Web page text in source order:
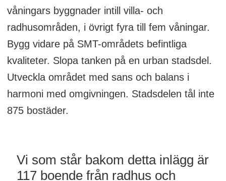
våningars byggnader intill villa- och
radhusområden, i övrigt fyra till fem våningar.
Bygg vidare på SMT-områdets befintliga
kvaliteter. Slopa tanken på en urban stadsdel.
Utveckla området med sans och balans i
harmoni med omgivningen. Stadsdelen tål inte
875 bostäder.
Vi som står bakom detta inlägg är
117 boende från radhus och